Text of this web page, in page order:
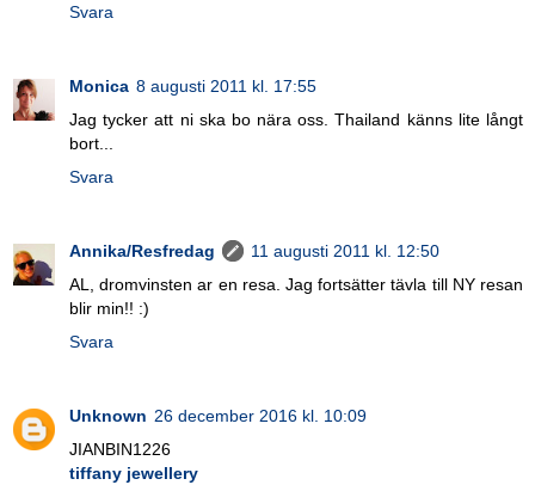
Svara
Monica 8 augusti 2011 kl. 17:55
Jag tycker att ni ska bo nära oss. Thailand känns lite långt
bort...
Svara
Annika/Resfredag
11 augusti 2011 kl. 12:50
AL, dromvinsten ar en resa. Jag fortsätter tävla till NY resan
blir min!! :)
Svara
Unknown 26 december 2016 kl. 10:09
JIANBIN1226
tiffany jewellery